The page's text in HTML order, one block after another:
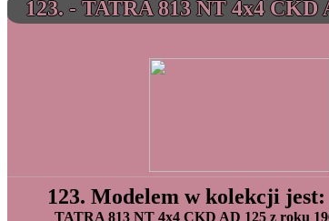
123. - TATRA 813 NT 4x4 CKD
123. Modelem w kolekcji jest:
TATRA 813 NT 4x4 CKD AD 125 z roku